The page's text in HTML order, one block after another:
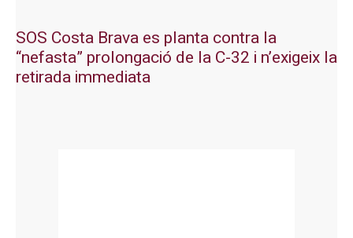
SOS Costa Brava es planta contra la
“nefasta” prolongació de la C-32 i n’exigeix la
retirada immediata